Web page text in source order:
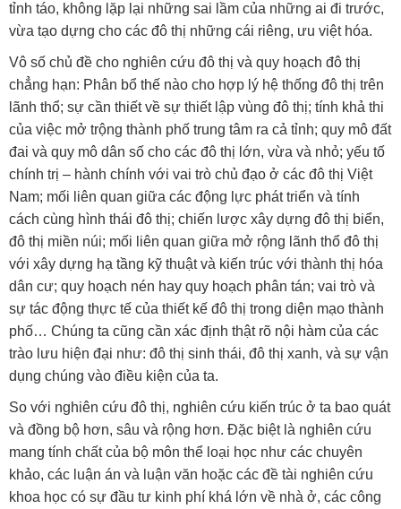
tỉnh táo, không lặp lại những sai lầm của những ai đi trước,
vừa tạo dựng cho các đô thị những cái riêng, ưu việt hóa.
Vô số chủ đề cho nghiên cứu đô thị và quy hoạch đô thị
chẳng hạn: Phân bổ thế nào cho hợp lý hệ thống đô thị trên
lãnh thổ; sự cần thiết về sự thiết lập vùng đô thị; tính khả thi
của việc mở trộng thành phố trung tâm ra cả tỉnh; quy mô đất
đai và quy mô dân số cho các đô thị lớn, vừa và nhỏ; yếu tố
chính trị – hành chính với vai trò chủ đạo ở các đô thị Việt
Nam; mối liên quan giữa các động lực phát triển và tính
cách cùng hình thái đô thị; chiến lược xây dựng đô thị biển,
đô thị miền núi; mối liên quan giữa mở rộng lãnh thổ đô thị
với xây dựng hạ tầng kỹ thuật và kiến trúc với thành thị hóa
dân cư; quy hoạch nén hay quy hoạch phân tán; vai trò và
sự tác động thực tế của thiết kế đô thị trong diện mạo thành
phố… Chúng ta cũng cần xác định thật rõ nội hàm của các
trào lưu hiện đại như: đô thị sinh thái, đô thị xanh, và sự vận
dụng chúng vào điều kiện của ta.
So với nghiên cứu đô thị, nghiên cứu kiến trúc ở ta bao quát
và đồng bộ hơn, sâu và rộng hơn. Đặc biệt là nghiên cứu
mang tính chất của bộ môn thể loại học như các chuyên
khảo, các luận án và luận văn hoặc các đề tài nghiên cứu
khoa học có sự đầu tư kinh phí khá lớn về nhà ở, các công